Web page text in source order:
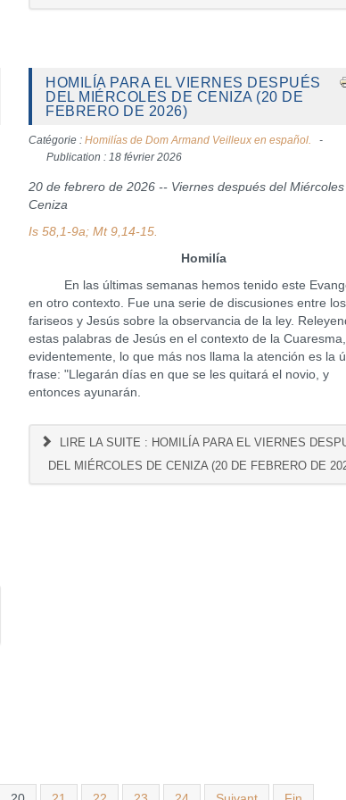
HOMILÍA PARA EL VIERNES DESPUÉS
DEL MIÉRCOLES DE CENIZA (20 DE
FEBRERO DE 2026)
Catégorie :Homilías de Dom Armand Veilleux en español.
Publication : 18 février 2026
20 de febrero de 2026 -- Viernes después del
Ceniza
Is 58,1-9a; Mt 9,14-15.
Homilía
En las últimas semanas hemos tenido este
en otro contexto. Fue una serie de discusiones entre los
fariseos y Jesús sobre la observancia de la ley.
estas palabras de Jesús en el contexto de la Cuaresma,
evidentemente, lo que más nos llama la atención es la
frase: "Llegarán días en que se les quitará el novio, y
entonces ayunarán.
LIRE LA SUITE : HOMILÍA PARA EL VIERNES
DEL MIÉRCOLES DE CENIZA (20 DE FEBRERO DE